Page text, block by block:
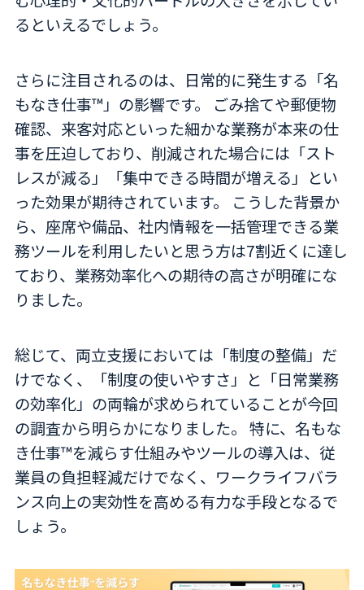
るといえるでしょう。
さらに注目されるのは、日常的に発生する「名
もなき仕事™」の影響です。 ごみ捨てや郵便物
確認、来客対応といった細かな業務が本来の仕
事を圧迫しており、削減された場合には「スト
レスが減る」「集中できる時間が増える」とい
った効果が期待されています。 こうした背景か
ら、座席や備品、社内情報を一括管理できる業
務ツールを利用したいと思う方は7割近くに達し
ており、業務効率化への期待の高さが明確にな
りました。
総じて、両立支援においては「制度の整備」だ
けでなく、「制度の使いやすさ」と「日常業務
の効率化」の両輪が求められていることが今回
の調査から明らかになりました。 特に、名もな
き仕事™を減らす仕組みやツールの導入は、従
業員の負担軽減だけでなく、ワークライフバラ
ンス向上の実効性を高める有力な手段となるで
しょう。